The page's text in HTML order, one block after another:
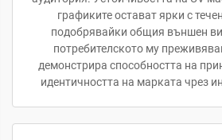
графиките остават ярки с
подобрявайки общия външен
потребителското му
демонстрира способността на
идентичността на марката чрез